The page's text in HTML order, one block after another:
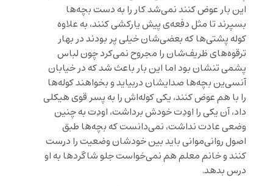
این بار عوض کنند نمی‌شد کار را به دست بچه‌ها
بسپرند تا مثل دفعه‌ی پیش یارکشی کنند، به علاوه
کوله پشتی‌ها که بعضی‌شان خیلی پر بودند در بهار
ترقوه‌های ظریف‌شان را مجروح نمی‌کرد چون لباس
پشمی تنشان بود اما این بار باعث شد که در خیابان
آنسی‌ین بچه‌ها صدایشان دربیاید و بخواهند کوله‌ها
را با هم عوض کنند، یکی کوله‌اش را به پسر قوی هیکلی
داد، آن یکی را اودِت خودش برداشت، اودِت به چنین
وضعی عادت نداشت، نمی‌دانست که بچه‌ها طبق
اصول روانی‌موانی باید بین خودشان وضعیت را درست
کنند و خانم معلم هم نمی‌خواست جلو شاگردها به او
درس بدهد.